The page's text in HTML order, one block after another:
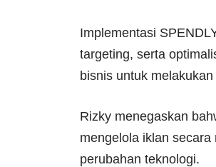
Implementasi
targeting, serta
bisnis untuk
Rizky menegaskan
mengelola iklan
perubahan teknologi.